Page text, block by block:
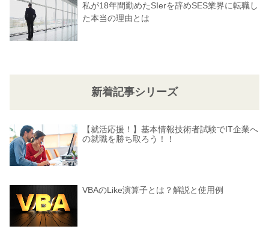
私が18年間勤めたSIerを辞めSES業界に転職し
た本当の理由とは
新着記事シリーズ
【就活応援！】基本情報技術者試験でIT企業へ
の就職を勝ち取ろう！！
VBAのLike演算子とは？解説と使用例